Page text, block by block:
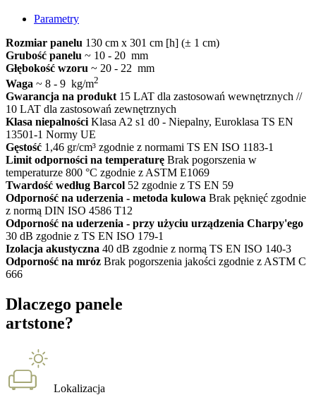
Parametry
Rozmiar panelu 130 cm x 301 cm [h] (± 1 cm)
Grubość panelu ~ 10 - 20 mm
Głębokość wzoru ~ 20 - 22 mm
Waga ~ 8 - 9 kg/m2
Gwarancja na produkt 15 LAT dla zastosowań wewnętrznych //
10 LAT dla zastosowań zewnętrznych
Klasa niepalności Klasa A2 s1 d0 - Niepalny, Euroklasa TS EN
13501-1 Normy UE
Gęstość 1,46 gr/cm³ zgodnie z normami TS EN ISO 1183-1
Limit odporności na temperaturę Brak pogorszenia w
temperaturze 800 °C zgodnie z ASTM E1069
Twardość według Barcol 52 zgodnie z TS EN 59
Odporność na uderzenia - metoda kulowa Brak pęknięć zgodnie
z normą DIN ISO 4586 T12
Odporność na uderzenia - przy użyciu urządzenia Charpy'ego
30 dB zgodnie z TS EN ISO 179-1
Izolacja akustyczna 40 dB zgodnie z normą TS EN ISO 140-3
Odporność na mróz Brak pogorszenia jakości zgodnie z ASTM C
666
Dlaczego panele
artstone?
Lokalizacja